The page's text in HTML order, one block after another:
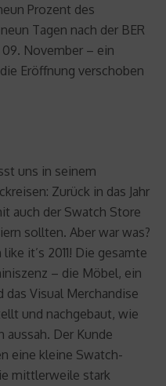
Prozent des
Tagen nach der BER
November – ein
Eröffnung verschoben
uns in seinem
Zurück in das Jahr
auch der Swatch Store
sollten. Aber war was?
it’s 2011! Die gesamte
– die Möbel, ein
Visual Merchandise
und nachgebaut, wie
aussah. Der Kunde
eine kleine Swatch-
mittlerweile stark